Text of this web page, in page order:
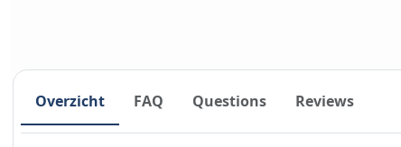
Overzicht FAQ Questions Reviews